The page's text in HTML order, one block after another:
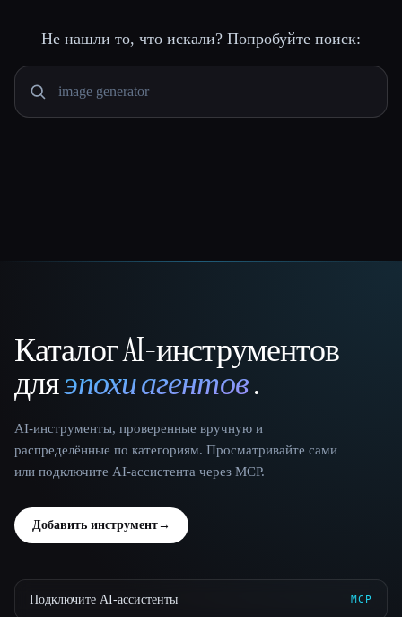
Не нашли то, что искали? Попробуйте поиск:
That AI Collection
Каталог AI-инструментов
дляэпохи агентов.
AI-инструменты, проверенные вручную и
распределённые по категориям. Просматривайте сами
или подключите AI-ассистента через MCP.
Добавить инструмент→
Подключите AI-ассистенты MCP